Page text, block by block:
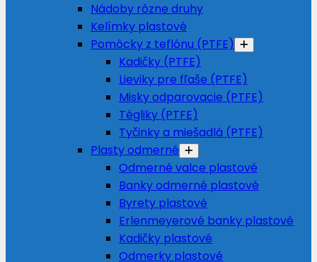
Nádoby rôzne druhy
Kelímky plastové
Pomôcky z teflónu (PTFE)
Kadičky (PTFE)
Lieviky pre fľaše (PTFE)
Misky odparovacie (PTFE)
Tégliky (PTFE)
Tyčinky a miešadlá (PTFE)
Plasty odmerné
Odmerné valce plastové
Banky odmerné plastové
Byrety plastové
Erlenmeyerové banky plastové
Kadičky plastové
Odmerky plastové